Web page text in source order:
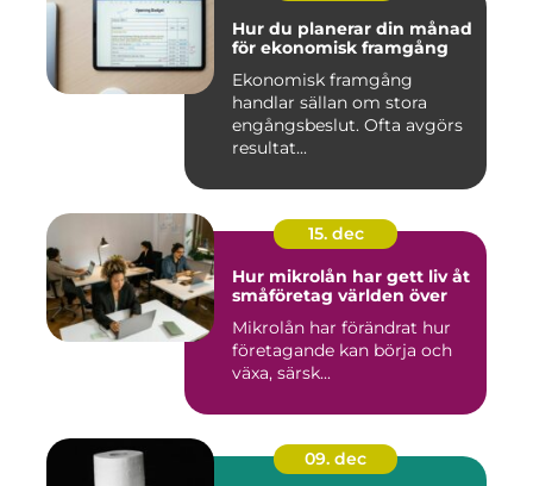
Hur du planerar din månad
för ekonomisk framgång
Ekonomisk framgång
handlar sällan om stora
engångsbeslut. Ofta avgörs
resultat...
15. dec
Hur mikrolån har gett liv åt
småföretag världen över
Mikrolån har förändrat hur
företagande kan börja och
växa, särsk...
09. dec